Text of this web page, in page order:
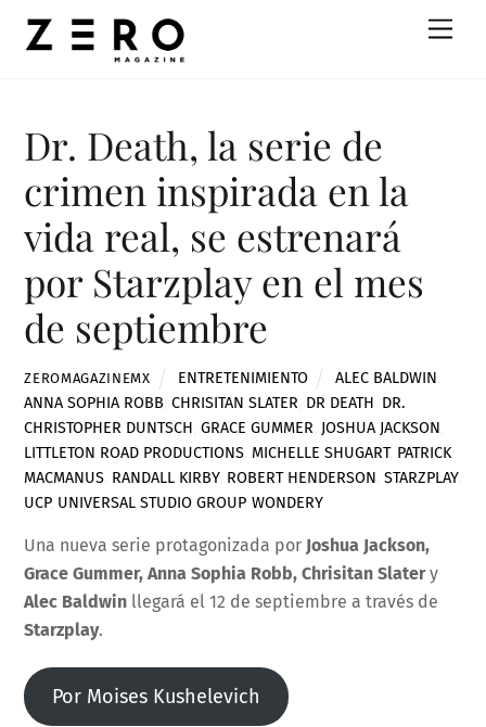
Dr. Death, la serie de
crimen inspirada en la
vida real, se estrenará
por Starzplay en el mes
de septiembre
ZEROMAGAZINEMX ENTRETENIMIENTO ALEC BALDWIN
ANNA SOPHIA ROBB ,CHRISITAN SLATER DR DEATH DR.
CHRISTOPHER DUNTSCH ,GRACE GUMMER JOSHUA JACKSON
LITTLETON ROAD PRODUCTIONS MICHELLE SHUGART, PATRICK
MACMANUS RANDALL KIRBY, ROBERT HENDERSON ,STARZPLAY,
UCP, UNIVERSAL STUDIO GROUP,WONDERY
Una nueva serie protagonizada por Joshua Jackson,
Grace Gummer, Anna Sophia Robb, Chrisitan Slatery
Alec Baldwin llegará el 12 de septiembre a través de
Starzplay.
Por Moises Kushelevich